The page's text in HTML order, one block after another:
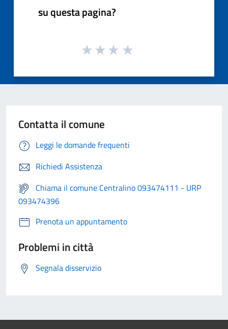
su questa pagina?
Contatta il comune
Leggi le domande frequenti
Richiedi Assistenza
Chiama il comune Centralino 093474111 - URP
093474396
Prenota un appuntamento
Problemi in città
Segnala disservizio